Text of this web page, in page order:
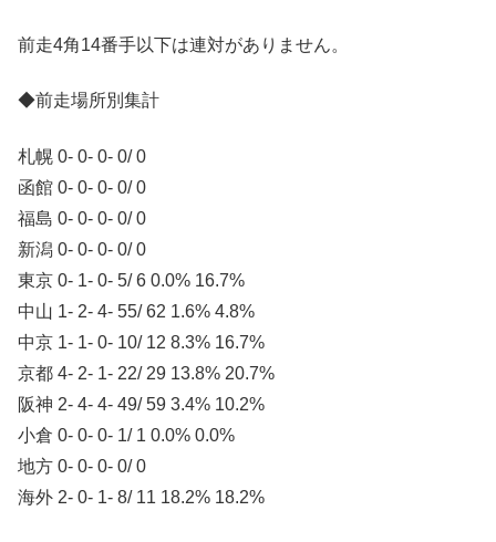
前走4角14番手以下は連対がありません。
◆前走場所別集計
札幌 0- 0- 0- 0/ 0
函館 0- 0- 0- 0/ 0
福島 0- 0- 0- 0/ 0
新潟 0- 0- 0- 0/ 0
東京 0- 1- 0- 5/ 6 0.0% 16.7%
中山 1- 2- 4- 55/ 62 1.6% 4.8%
中京 1- 1- 0- 10/ 12 8.3% 16.7%
京都 4- 2- 1- 22/ 29 13.8% 20.7%
阪神 2- 4- 4- 49/ 59 3.4% 10.2%
小倉 0- 0- 0- 1/ 1 0.0% 0.0%
地方 0- 0- 0- 0/ 0
海外 2- 0- 1- 8/ 11 18.2% 18.2%